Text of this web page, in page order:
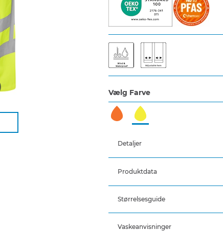
Vælg Farve
Detaljer
Trykknapjustering ved
RWS reflekser
Produktdata
Varenummer: FR-LR52-RWS-
EAN: 5708217002613
Størrelsesguide
Vaskeanvisninger